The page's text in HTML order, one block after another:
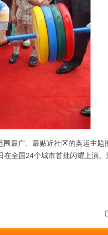
最广、最贴近社区的奥运主
在全国24个城市首批闪耀上演